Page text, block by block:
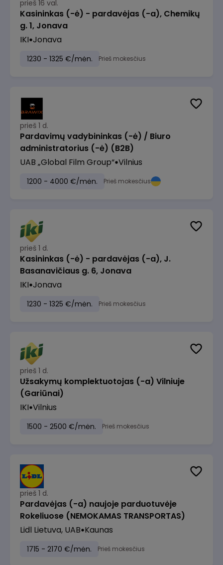
prieš 16 val.
Kasininkas (-ė) - pardavėjas (-a), Chemikų
g. 1, Jonava
IKI Jonava
1230 - 1325 €/mėn. Prieš mokesčius
prieš 1 d.
Pardavimų vadybininkas (-ė) / Biuro
administratorius (-ė) (B2B)
UAB „Global Film Group“ Vilnius
1200 - 4000 €/mėn. Prieš mokesčius
prieš 1 d.
Kasininkas (-ė) - pardavėjas (-a), J.
Basanavičiaus g. 6, Jonava
IKI Jonava
1230 - 1325 €/mėn. Prieš mokesčius
prieš 1 d.
Užsakymų komplektuotojas (-a) Vilniuje
(Gariūnai)
IKI Vilnius
1500 - 2500 €/mėn. Prieš mokesčius
prieš 1 d.
Pardavėjas (-a) naujoje parduotuvėje
Rokeliuose (NEMOKAMAS TRANSPORTAS)
Lidl Lietuva, UAB Kaunas
1715 - 2170 €/mėn. Prieš mokesčius